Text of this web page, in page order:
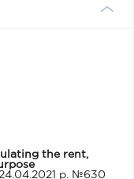
the rent,
р. №630